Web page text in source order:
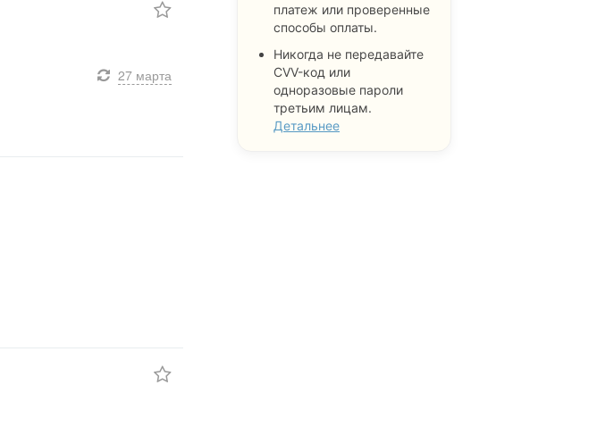
27 марта
платеж или проверенные
способы оплаты.
Никогда не передавайте
CVV-код или
одноразовые пароли
третьим лицам.
Детальнее